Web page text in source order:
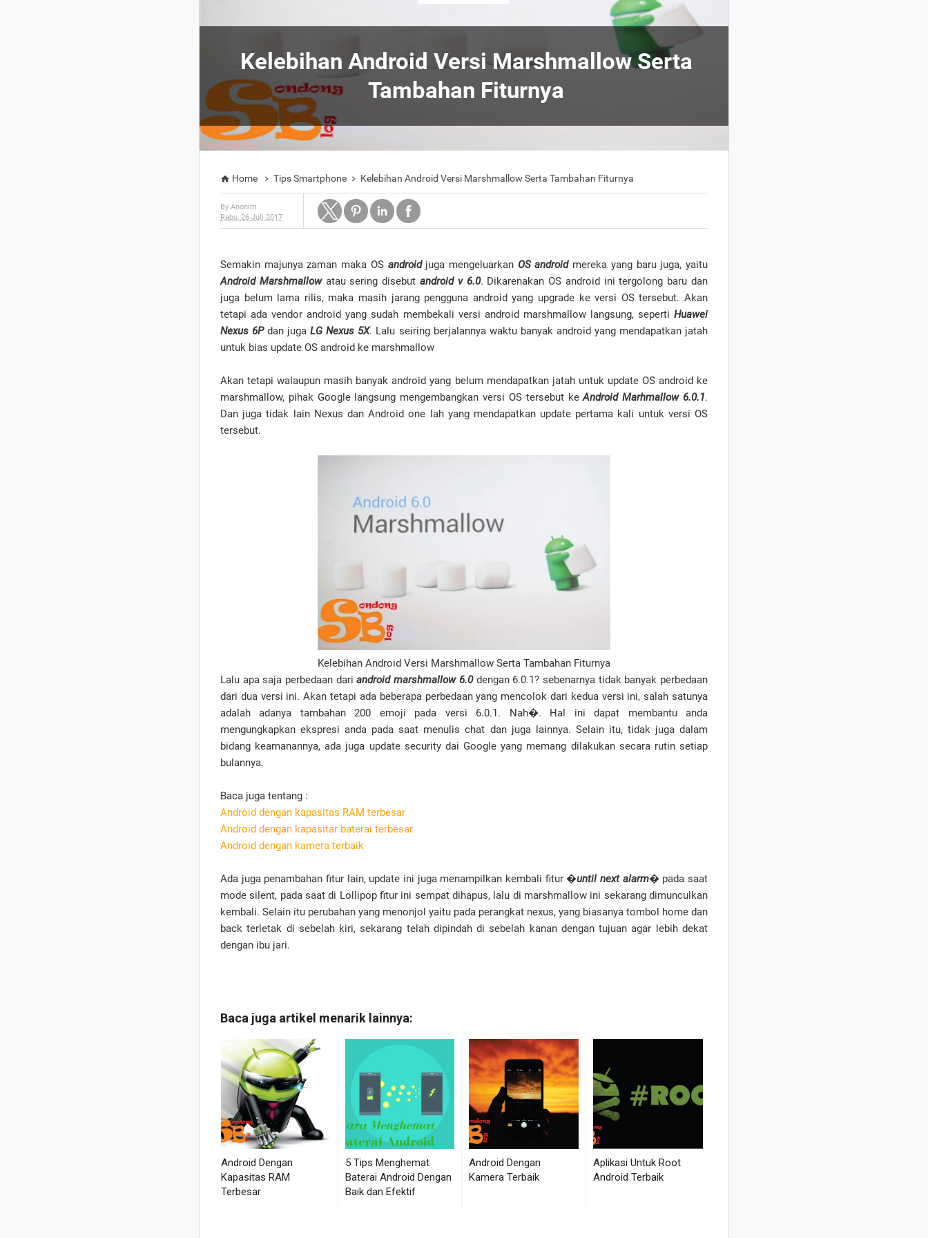
Kelebihan Android Versi Marshmallow Serta
Tambahan Fiturnya
 Home  Tips Smartphone  Kelebihan Android Versi Marshmallow Serta Tambahan Fiturnya
By Anonim
Rabu, 26 Juli 2017
Semakin majunya zaman maka OS androidjuga mengeluarkan OS androidmereka yang baru juga, yaitu
Android Marshmallowatau sering disebut android v 6.0. Dikarenakan OS android ini tergolong baru dan
juga belum lama rilis, maka masih jarang pengguna android yang upgrade ke versi OS tersebut. Akan
tetapi ada vendor android yang sudah membekali versi android marshmallow langsung, seperti Huawei
Nexus 6Pdan jugaLG Nexus 5X. Lalu seiring berjalannya waktu banyak android yang mendapatkan jatah
untuk bias update OS android ke marshmallow
Akan tetapi walaupun masih banyak android yang belum mendapatkan jatah untuk update OS android ke
marshmallow, pihak Google langsung mengembangkan versi OS tersebut keAndroid Marhmallow 6.0.1.
Dan juga tidak lain Nexus dan Android one lah yang mendapatkan update pertama kali untuk versi OS
tersebut.
Kelebihan Android Versi Marshmallow Serta Tambahan Fiturnya
Lalu apa saja perbedaan dariandroid marshmallow 6.0dengan 6.0.1? sebenarnya tidak banyak perbedaan
dari dua versi ini. Akan tetapi ada beberapa perbedaan yang mencolok dari kedua versi ini, salah satunya
adalah adanya tambahan 200 emoji pada versi 6.0.1. Nah�. Hal ini dapat membantu anda
mengungkapkan ekspresi anda pada saat menulis chat dan juga lainnya. Selain itu, tidak juga dalam
bidang keamanannya, ada juga update security dai Google yang memang dilakukan secara rutin setiap
bulannya.
Baca juga tentang :
Android dengan kapasitas RAM terbesar
Android dengan kapasitar baterai terbesar
Android dengan kamera terbaik
Ada juga penambahan fitur lain, update ini juga menampilkan kembali fitur �until next alarm� pada saat
mode silent, pada saat di Lollipop fitur ini sempat dihapus, lalu di marshmallow ini sekarang dimunculkan
kembali. Selain itu perubahan yang menonjol yaitu pada perangkat nexus, yang biasanya tombol home dan
back terletak di sebelah kiri, sekarang telah dipindah di sebelah kanan dengan tujuan agar lebih dekat
dengan ibu jari.